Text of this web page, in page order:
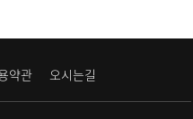
약관 오시는길